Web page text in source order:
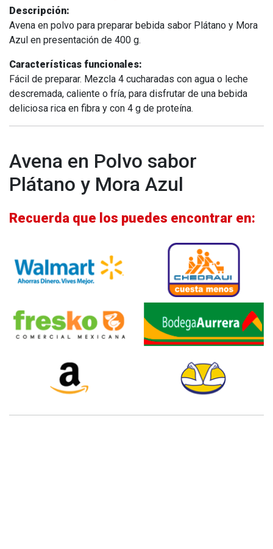
Descripción:
Avena en polvo para preparar bebida sabor Plátano y Mora
Azul en presentación de 400 g.
Características funcionales:
Fácil de preparar. Mezcla 4 cucharadas con agua o leche
descremada, caliente o fría, para disfrutar de una bebida
deliciosa rica en fibra y con 4 g de proteína.
Avena en Polvo sabor
Plátano y Mora Azul
Recuerda que los puedes encontrar en: